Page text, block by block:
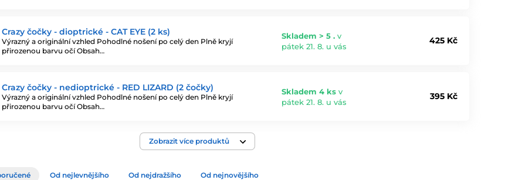
Crazy čočky - dioptrické - CAT EYE (2 ks)
Výrazný a originální vzhled Pohodlné nošení po celý den Plně kryjí
přirozenou barvu očí Obsah…
Skladem > 5 . v
pátek 21. 8. u vás
425 Kč
Crazy čočky - nedioptrické - RED LIZARD (2 čočky)
Výrazný a originální vzhled Pohodlné nošení po celý den Plně kryjí
přirozenou barvu očí Obsah…
Skladem 4 ks v
pátek 21. 8. u vás
395 Kč
Zobrazit více produktů
Od nejlevnějšího Od nejdražšího Od nejnovějšího